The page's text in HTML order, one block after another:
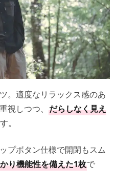
。適度なリラックス感のあ
視しつつ、 だらしなく見え
。
プボタン仕様で開閉もスム
り機能性を備えた1枚で